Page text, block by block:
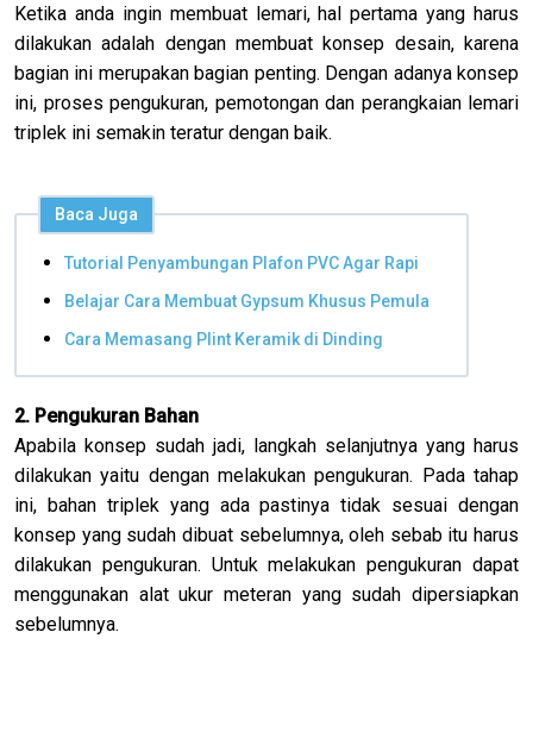
Ketika anda ingin membuat lemari, hal pertama yang harus
dilakukan adalah dengan membuat konsep desain, karena
bagian ini merupakan bagian penting. Dengan adanya konsep
ini, proses pengukuran, pemotongan dan perangkaian lemari
triplek ini semakin teratur dengan baik.
Baca Juga
Tutorial Penyambungan Plafon PVC Agar Rapi
Belajar Cara Membuat Gypsum Khusus Pemula
Cara Memasang Plint Keramik di Dinding
2. Pengukuran Bahan
Apabila konsep sudah jadi, langkah selanjutnya yang harus
dilakukan yaitu dengan melakukan pengukuran. Pada tahap
ini, bahan triplek yang ada pastinya tidak sesuai dengan
konsep yang sudah dibuat sebelumnya, oleh sebab itu harus
dilakukan pengukuran. Untuk melakukan pengukuran dapat
menggunakan alat ukur meteran yang sudah dipersiapkan
sebelumnya.